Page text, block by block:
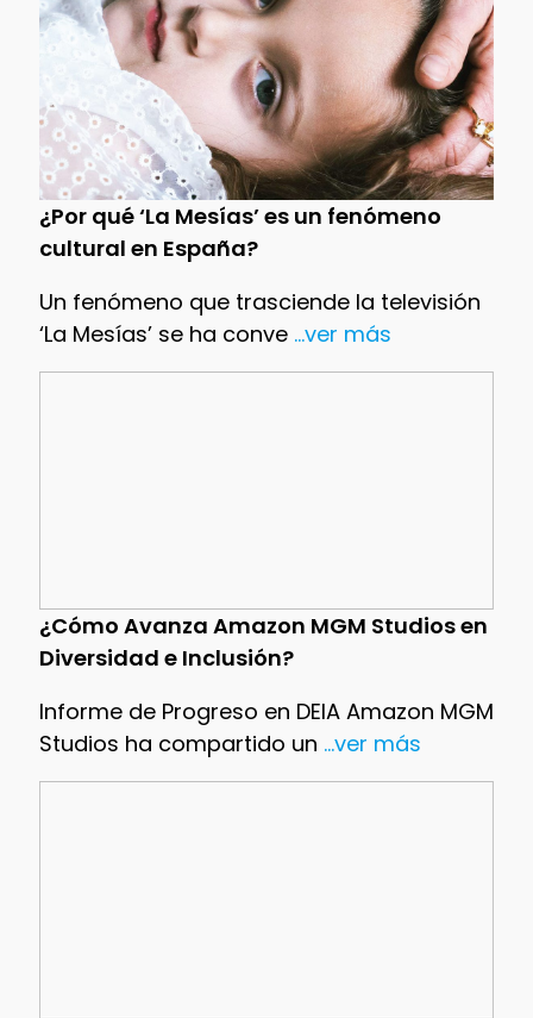
¿Por qué ‘La Mesías’ es un fenómeno
cultural en España?
Un fenómeno que trasciende la televisión
‘La Mesías’ se ha conve...ver más
¿Cómo Avanza Amazon MGM Studios en
Diversidad e Inclusión?
Informe de Progreso en DEIA Amazon MGM
Studios ha compartido un ...ver más